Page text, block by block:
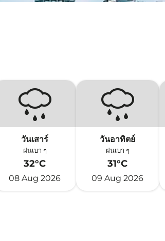
วันเสาร์
ฝนเบา ๆ
32°C
08 Aug 2026
วันอาทิตย์
ฝนเบา ๆ
31°C
09 Aug 2026